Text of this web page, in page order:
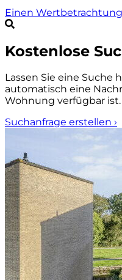
Einen
Kostenlose
Lassen Sie eine Suche
automatisch eine
Wohnung verfügbar ist.
Suchanfrage erstellen ›